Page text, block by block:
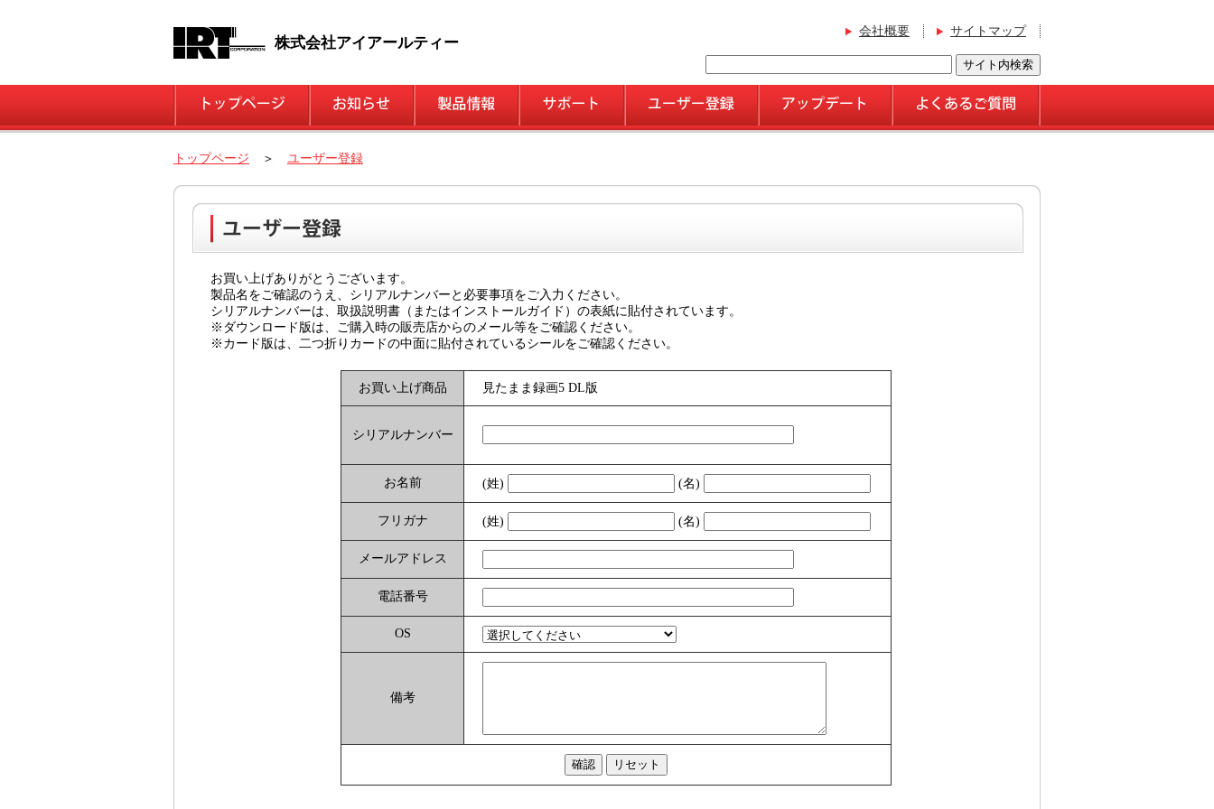
株式会社アイアールティー
会社概要 サイトマップ
トップページ ＞ ユーザー登録
お買い上げありがとうございます。
製品名をご確認のうえ、シリアルナンバーと必要事項をご入力ください。
シリアルナンバーは、取扱説明書（またはインストールガイド）の表紙に貼付されています。
※ダウンロード版は、ご購入時の販売店からのメール等をご確認ください。
※カード版は、二つ折りカードの中面に貼付されているシールをご確認ください。
お買い上げ商品 見たまま録画5 DL版
シリアルナンバー
お名前 (姓) (名)
フリガナ (姓) (名)
メールアドレス
電話番号
OS
備考